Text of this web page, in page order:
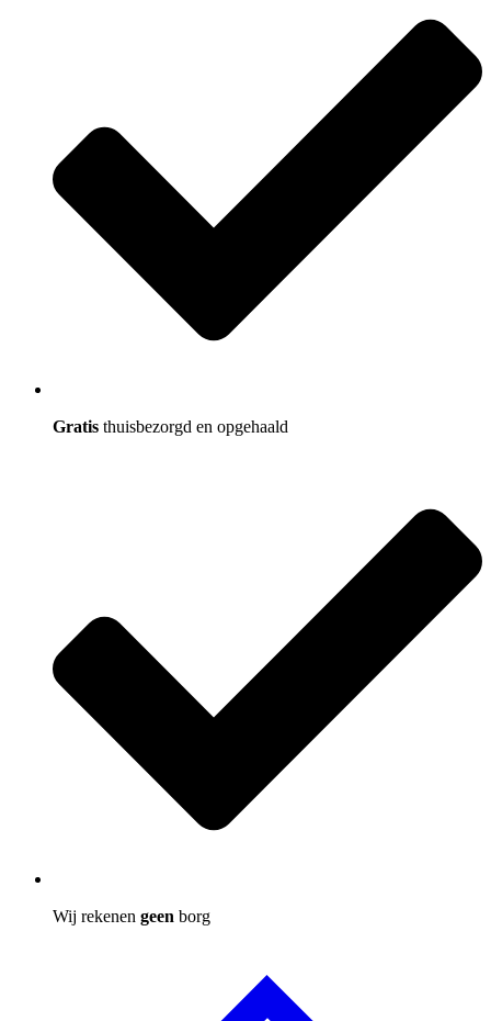
Gratis thuisbezorgd en opgehaald
Wij rekenen geen borg